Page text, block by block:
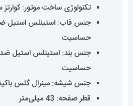
تکنولوژی ساخت موتور:
جنس قاب: استینلس استیل
حساسیت
جنس بند: استینلس استیل
حساسیت
جنس شیشه: مینرال گلس
قطر صفحه: 43 میلی‌متر